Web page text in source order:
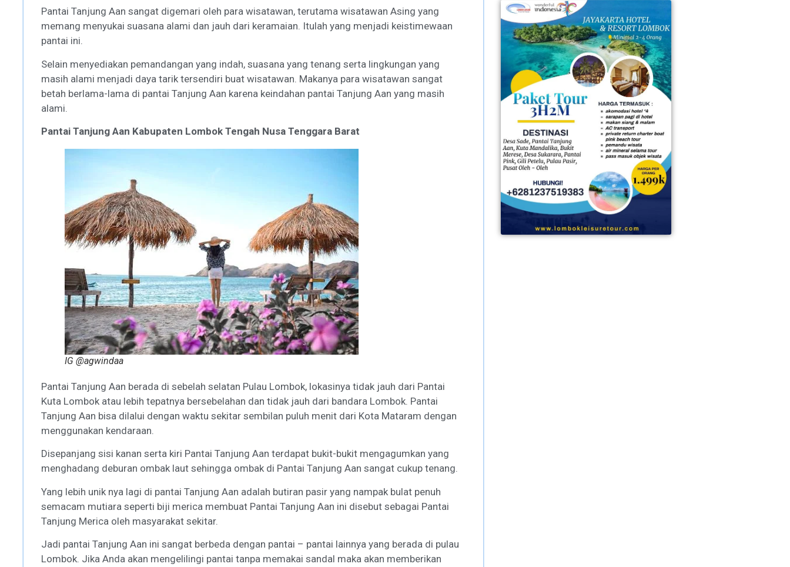
Pantai Tanjung Aan sangat digemari oleh para wisatawan, terutama wisatawan Asing yang
memang menyukai suasana alami dan jauh dari keramaian. Itulah yang menjadi keistimewaan
pantai ini.
Selain menyediakan pemandangan yang indah, suasana yang tenang serta lingkungan yang
masih alami menjadi daya tarik tersendiri buat wisatawan. Makanya para wisatawan sangat
betah berlama-lama di pantai Tanjung Aan karena keindahan pantai Tanjung Aan yang masih
alami.
Pantai Tanjung Aan Kabupaten Lombok Tengah Nusa Tenggara Barat
IG @agwindaa
Pantai Tanjung Aan berada di sebelah selatan Pulau Lombok, lokasinya tidak jauh dari Pantai
Kuta Lombok atau lebih tepatnya bersebelahan dan tidak jauh dari bandara Lombok. Pantai
Tanjung Aan bisa dilalui dengan waktu sekitar sembilan puluh menit dari Kota Mataram dengan
menggunakan kendaraan.
Disepanjang sisi kanan serta kiri Pantai Tanjung Aan terdapat bukit-bukit mengagumkan yang
menghadang deburan ombak laut sehingga ombak di Pantai Tanjung Aan sangat cukup tenang.
Yang lebih unik nya lagi di pantai Tanjung Aan adalah butiran pasir yang nampak bulat penuh
semacam mutiara seperti biji merica membuat Pantai Tanjung Aan ini disebut sebagai Pantai
Tanjung Merica oleh masyarakat sekitar.
Jadi pantai Tanjung Aan ini sangat berbeda dengan pantai – pantai lainnya yang berada di pulau
Lombok. Jika Anda akan mengelilingi pantai tanpa memakai sandal maka akan memberikan